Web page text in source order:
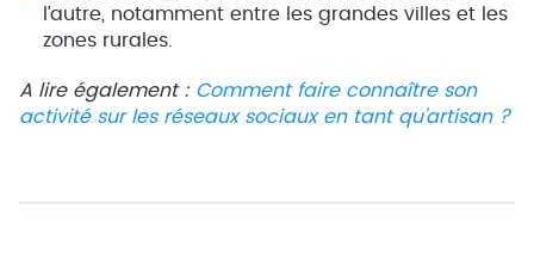
l’autre, notamment entre les grandes villes et les
zones rurales.
A lire également : Comment faire connaître son
activité sur les réseaux sociaux en tant qu’artisan ?